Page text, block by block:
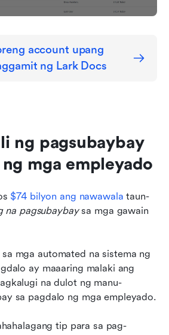
account upang
ng Lark Docs
ng pagsubaybay
mga empleyado
$74 bilyon ang nawawala taun-
na pagsubaybay sa mga gawain
mga automated na sistema ng
ay maaaring malaki ang
na dulot ng manu-
sa pagdalo ng mga empleyado.
tip para sa pag-